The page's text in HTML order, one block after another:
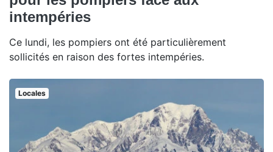
intempéries
Ce lundi, les pompiers ont été particulièrement
sollicités en raison des fortes intempéries.
Locales